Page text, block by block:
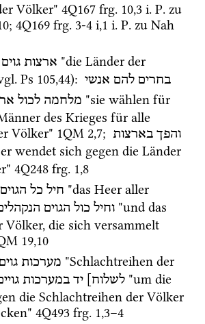
Völker" 4Q167 frg. 10,3 i. P.
; 4Q169 frg. 3-4 i,1 i. P. zu Nah
ארצות גוים "die Länder der
Ps 105,44): בחרים להם אנשי
מלחמה לכול
"sie wählen für
des Krieges für alle
Völker" 1QM 2,7; והפך בארצות
wendet sich gegen die Länder
4Q248 frg. 1,8
חיל כל הגוים "das Heer aller
וחיל כול הגוים
"und das
Völker, die sich versammelt
19,10
מערכות "Schlachtreihen der
לשלוח] יד במערכות
"um die
die Schlachtreihen der Völker
4Q493 frg. 1,3–4